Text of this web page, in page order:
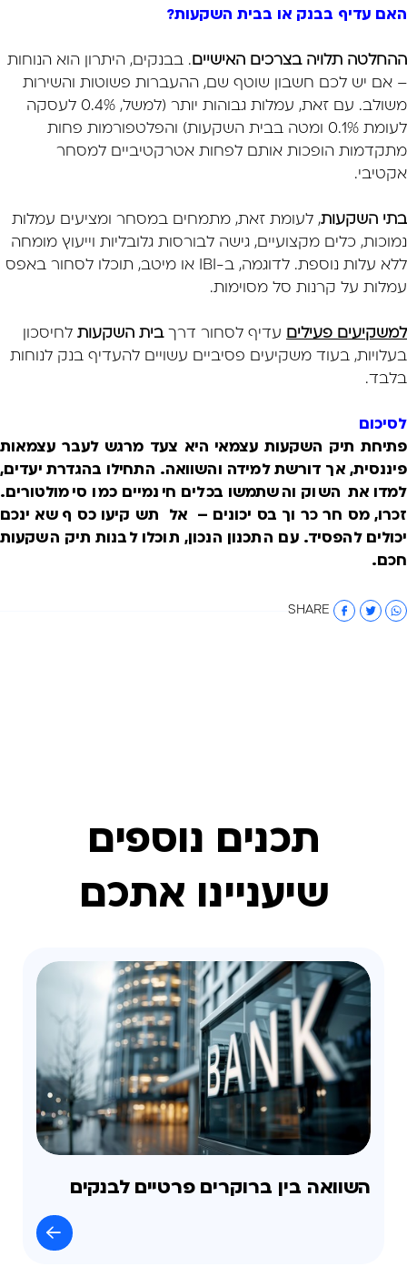
האם עדיף בבנק או בבית השקעות?
ההחלטה תלויה בצרכים האישיים. בבנקים, היתרון הוא הנוחות
– אם יש לכם חשבון שוטף שם, ההעברות פשוטות והשירות
משולב. עם זאת, עמלות גבוהות יותר (למשל, 0.4% לעסקה
לעומת 0.1% ומטה בבית השקעות) והפלטפורמות פחות
מתקדמות הופכות אותם לפחות אטרקטיביים למסחר
אקטיבי.
בתי השקעות, לעומת זאת, מתמחים במסחר ומציעים עמלות
נמוכות, כלים מקצועיים, גישה לבורסות גלובליות וייעוץ מומחה
ללא עלות נוספת. לדוגמה, ב-IBI או מיטב, תוכלו לסחור באפס
עמלות על קרנות סל מסוימות.
למשקיעים פעילים עדיף לסחור דרךבית השקעות לחיסכון
בעלויות, בעוד משקיעים פסיביים עשויים להעדיף בנק לנוחות
בלבד.
לסיכום
פתיחת תיק השקעות עצמאי היא צעד מרגש לעבר עצמאות
פיננסית, אך דורשת למידה והשוואה. התחילו בהגדרת יעדים,
למדו את השוק והשתמשו בכלים חינמיים כמו סימולטורים.
זכרו, מסחר כרוך בסיכונים – אל תשקיעו כסף שאינכם
יכולים להפסיד. עם התכנון הנכון, תוכלו לבנות תיק השקעות
חכם.
SHARE
תכנים נוספים
שיעניינו אתכם
השוואה בין ברוקרים פרטיים לבנקים